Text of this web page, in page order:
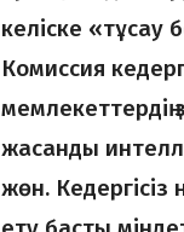
келіске «тұсау
Комиссия
мемлекеттердің
жасанды
жөн.